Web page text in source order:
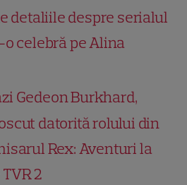
detaliile despre serialul
o celebră pe Alina
Gedeon Burkhard,
datorită rolului din
Rex: Aventuri la
2